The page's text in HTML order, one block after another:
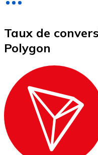
XRP
Taux de
Polygon